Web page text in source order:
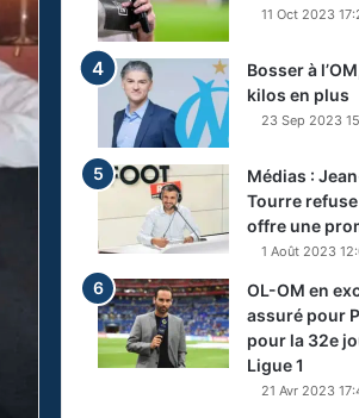
11 Oct 2023
Bosser à
kilos en plus
23 Sep 2023
Médias :
Tourre refuse
offre une
1 Août 2023
OL-OM en
assuré pour
pour la 32e
Ligue 1
21 Avr 2023